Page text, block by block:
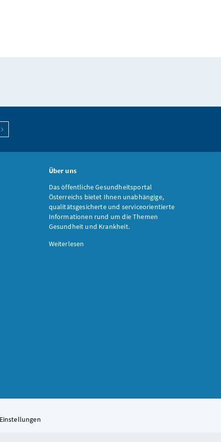
Über uns
Das öffentliche Gesundheitsportal
Österreichs bietet Ihnen unabhängige,
qualitätsgesicherte und serviceorientierte
Informationen rund um die Themen
Gesundheit und Krankheit.
Weiterlesen